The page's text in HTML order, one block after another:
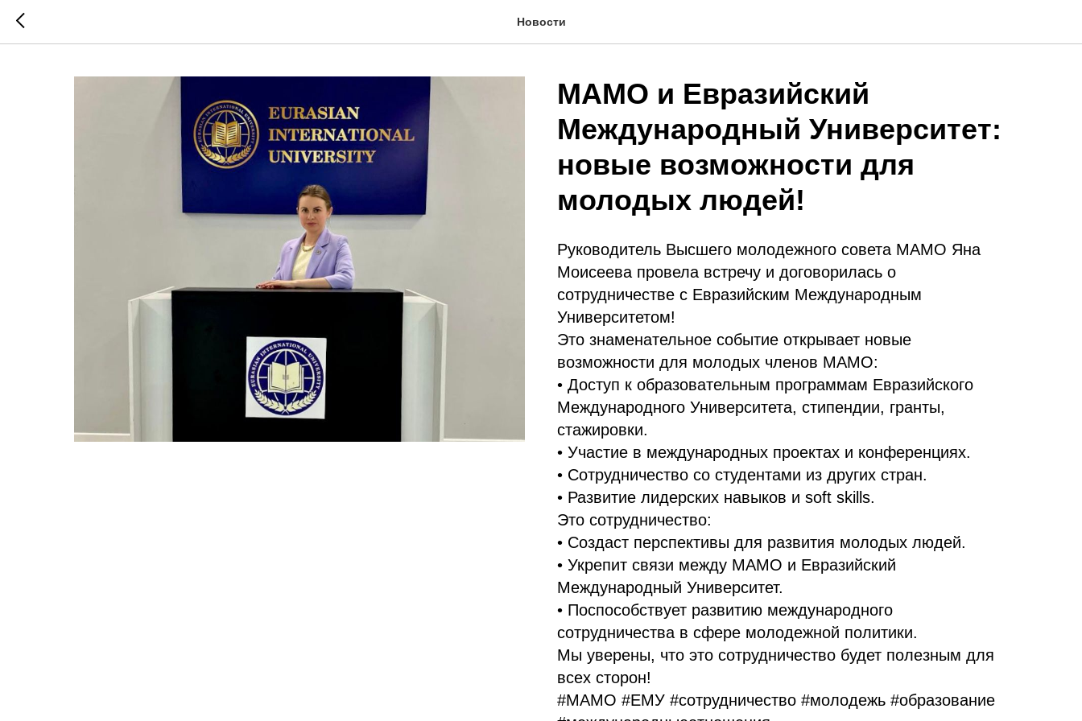
Новости
МАМО и Евразийский
Международный Университет:
новые возможности для
молодых людей!
Руководитель Высшего молодежного совета МАМО Яна
Моисеева провела встречу и договорилась о
сотрудничестве с Евразийским Международным
Университетом!
Это знаменательное событие открывает новые
возможности для молодых членов МАМО:
• Доступ к образовательным программам Евразийского
Международного Университета, стипендии, гранты,
стажировки.
• Участие в международных проектах и конференциях.
• Сотрудничество со студентами из других стран.
• Развитие лидерских навыков и soft skills.
Это сотрудничество:
• Создаст перспективы для развития молодых людей.
• Укрепит связи между МАМО и Евразийский
Международный Университет.
• Поспособствует развитию международного
сотрудничества в сфере молодежной политики.
Мы уверены, что это сотрудничество будет полезным для
всех сторон!
#МАМО #ЕМУ #сотрудничество #молодежь #образование